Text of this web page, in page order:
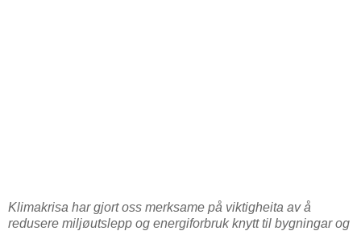
Klimakrisa har gjort oss merksame på viktigheita av å
redusere miljøutslepp og energiforbruk knytt til bygningar og